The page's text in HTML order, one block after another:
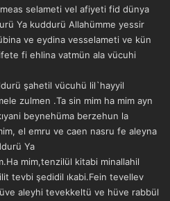
selameti vel afiyeti fid dünya
Ya kuddurü Allahümme yessir
ve eydina vesselameti ve kün
fi ehlina vatmün ala vücuhi
şahetil vücuhü lil`hayyil
zulmen .Ta sin mim ha mim ayn
beynehüma berzehun la
el emru ve caen nasru fe aleyna
Ya
mim,tenzilül kitabi minallahil
tevbi şedidil ıkabi.Fein tevellev
aleyhi tevekkeltü ve hüve rabbül